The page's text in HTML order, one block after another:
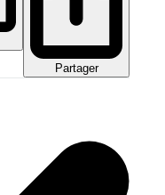
Partager